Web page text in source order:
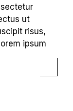
ut
risus,
ipsum